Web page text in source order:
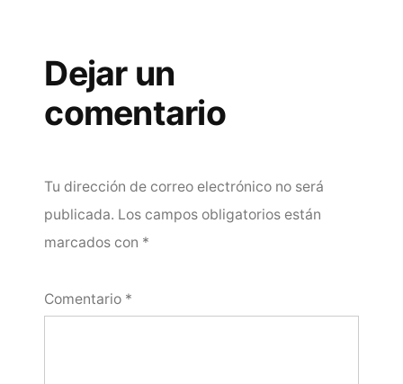
Dejar un
comentario
Tu dirección de correo electrónico no será
publicada. Los campos obligatorios están
marcados con *
Comentario *